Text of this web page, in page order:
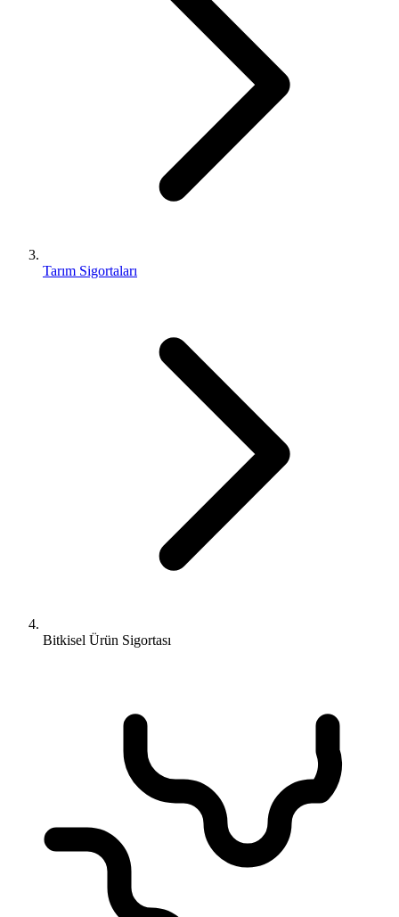
Tarım Sigortaları
Bitkisel Ürün Sigortası